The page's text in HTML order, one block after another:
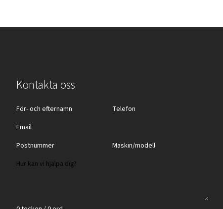
Kontakta oss